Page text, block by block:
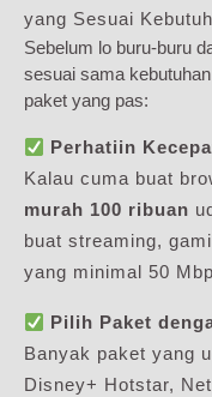
yang Sesuai
Sebelum lo buru-buru
sesuai sama
paket yang pas:
Perhatiin
Kalau cuma buat
murah 100 ribuan
buat streaming,
yang minimal 50
Pilih Paket
Banyak paket yang
Disney+ Hotstar,